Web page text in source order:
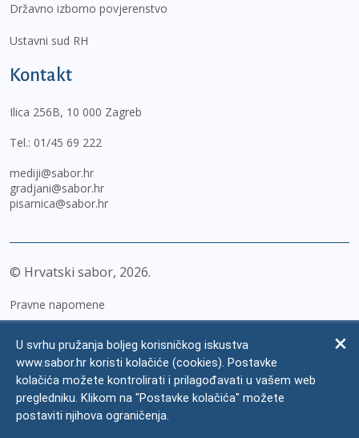
Državno izborno povjerenstvo
Ustavni sud RH
Kontakt
Ilica 256B, 10 000 Zagreb
Tel.: 01/45 69 222
mediji@sabor.hr
gradjani@sabor.hr
pisarnica@sabor.hr
© Hrvatski sabor, 2026
Pravne napomene
Zaštita osobnih podataka
Impressum
Česta pitanja
U svrhu pružanja boljeg korisničkog iskustva
www.sabor.hr koristi kolačiće (cookies). Postavke
kolačića možete kontrolirati i prilagođavati u vašem web
pregledniku. Klikom na "Postavke kolačića" možete
postaviti njihova ograničenja.